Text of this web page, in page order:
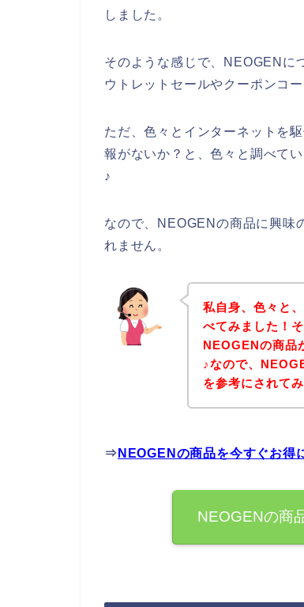
しました。
そのような感じで、NEOGENに
ウトレットセールやクーポンコ
ただ、色々とインターネットを
報がないか？と、色々と調べて
♪
なので、NEOGENの商品に興味
れません。
私自身、色々と
べてみました！
NEOGENの商品
♪なので、
を参考にされて
⇒ NEOGENの商品を今すぐお得
NEOGENの商